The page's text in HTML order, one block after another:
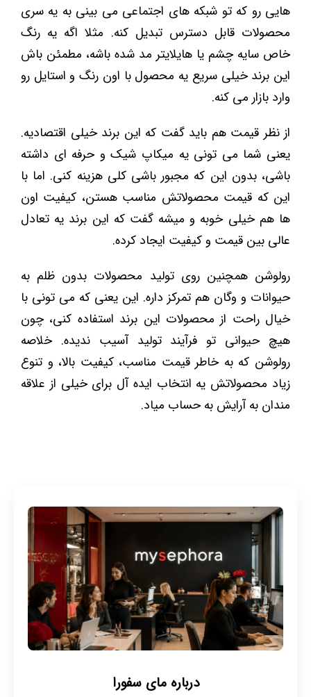
هایی رو که تو شبکه ‌های اجتماعی می ‌بینی به یه سری
محصولات قابل دسترس تبدیل کنه. مثلا اگه یه رنگ
خاص سایه چشم یا هایلایتر مد شده باشه، مطمئن باش
این برند خیلی سریع یه محصول با اون رنگ و استایل رو
وارد بازار می ‌کنه.
از نظر قیمت هم باید گفت که این برند خیلی اقتصادیه.
یعنی شما می ‌تونی یه میکاپ شیک و حرفه ‌ای داشته
باشی، بدون این که مجبور باشی کلی هزینه کنی. اما با
این که قیمت محصولاتش مناسب هستن، کیفیت اون
ها هم خیلی خوبه و میشه گفت که این برند یه تعادل
عالی بین قیمت و کیفیت ایجاد کرده.
رولوشن همچنین روی تولید محصولات بدون ظلم به
حیوانات و وگان هم تمرکز داره. این یعنی که می ‌تونی با
خیال راحت از محصولات این برند استفاده کنی، چون
هیچ حیوانی تو فرآیند تولید آسیب ندیده. خلاصه
رولوشن که به خاطر قیمت مناسب، کیفیت بالا، و تنوع
زیاد محصولاتش یه انتخاب ایده ‌آل برای خیلی از علاقه‌
مندان به آرایش به حساب میاد.
درباره مای سفورا